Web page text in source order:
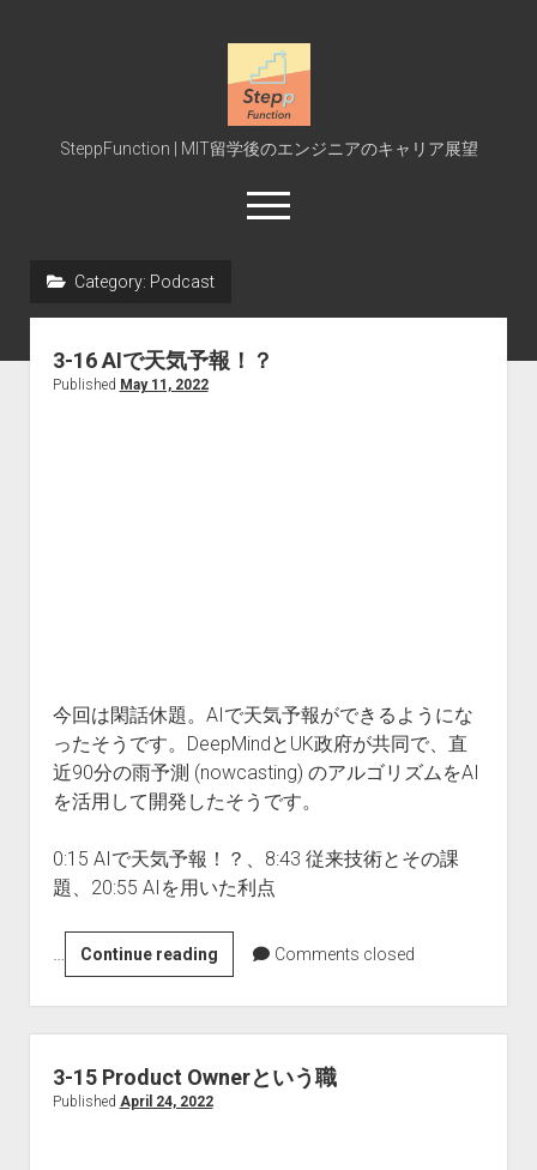
SteppFunction
SteppFunction | MIT留学後のエンジニアのキャリア展望
open
menu
MIT受験
Category: Podcast
3-16 AIで天気予報！？
Published May 11, 2022
今回は閑話休題。AIで天気予報ができるようにな
ったそうです。DeepMindとUK政府が共同で、直
近90分の雨予測 (nowcasting) のアルゴリズムをAI
を活用して開発したそうです。
0:15 AIで天気予報！？、8:43 従来技術とその課
題、20:55 AIを用いた利点
… Continue reading3-
16
AI
で
Comments closed
3-15 Product Ownerという職
Published April 24, 2022